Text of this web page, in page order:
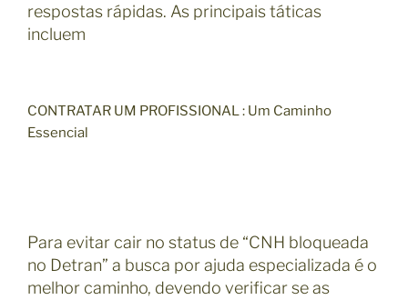
respostas rápidas. As principais táticas
incluem
CONTRATAR UM PROFISSIONAL : Um Caminho
Essencial
Para evitar cair no status de “CNH bloqueada
no Detran” a busca por ajuda especializada é o
melhor caminho, devendo verificar se as